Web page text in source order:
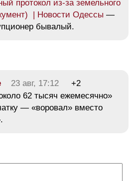
протокол из-за земельного
| Новости Одессы —
бывалый.
23 авг, 17:12
+2
62 тысяч ежемесячно»
— «воровал» вместо